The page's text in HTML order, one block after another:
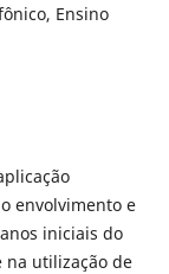
Ensino
envolvimento e
iniciais do
na utilização de